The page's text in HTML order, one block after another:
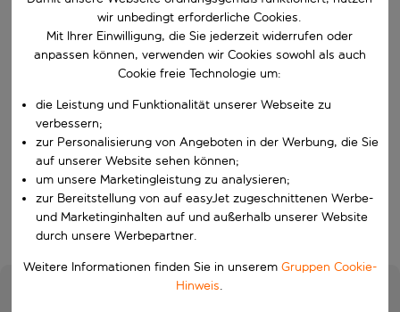
Beginne mit der Eingabe für die automatische
Reiseziel wählen
Wähle ein Ab- und Rückflugdatum aus.
Reisezeitraum wählen
Wann
Wer
Suchen
wir unbedingt erforderliche Cookies.
Mit Ihrer Einwilligung, die Sie jederzeit widerrufen oder
anpassen können, verwenden wir Cookies sowohl als auch
Cookie freie Technologie um:
die Leistung und Funktionalität unserer Webseite zu
verbessern;
zur Personalisierung von Angeboten in der Werbung, die Sie
auf unserer Website sehen können;
um unsere Marketingleistung zu analysieren;
zur Bereitstellung von auf easyJet zugeschnittenen Werbe-
und Marketinginhalten auf und außerhalb unserer Website
durch unsere Werbepartner.
Weitere Informationen finden Sie in unserem Gruppen Cookie-
Hinweis.